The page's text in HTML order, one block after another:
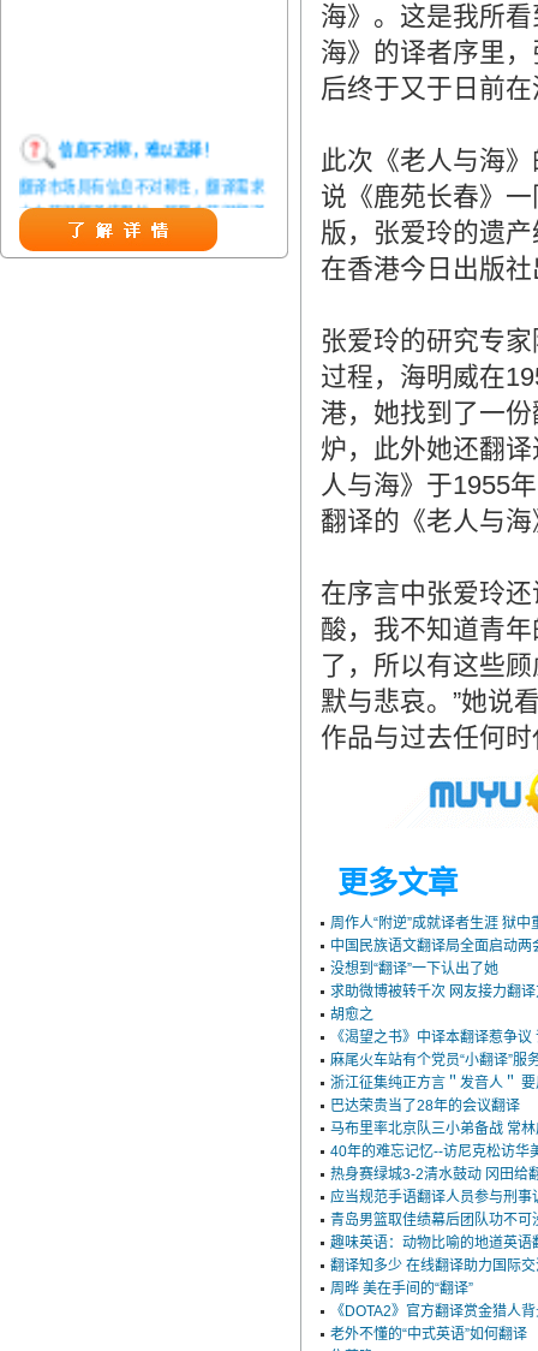
信息不对称，难以选择！
翻译市场具有信息不对称性，翻译需求
方在获得翻译结果前，甚至在获得翻译
结果后，都无法准确判定翻译质量。从
而给劣质翻译者提供了一定生存条件，
海》。这是我所
海》的译者序里
后终于又于日前
此次《老人与海
说《鹿苑长春》
版，张爱玲的遗
在香港今日出版
张爱玲的研究专
过程，海明威在
港，她找到了一
炉，此外她还翻
人与海》于1955
翻译的《老人与
在序言中张爱玲
酸，我不知道青
了，所以有这些
默与悲哀。”她说
作品与过去任何
更多文章
周作人“附逆”成就译者生涯 狱中
中国民族语文翻译局全面启动两
没想到“翻译”一下认出了她
求助微博被转千次 网友接力翻
胡愈之
《渴望之书》中译本翻译惹争
麻尾火车站有个党员“小翻译”服
浙江征集纯正方言＂发音人＂
巴达荣贵当了28年的会议翻译
马布里率北京队三小弟备战 常
40年的难忘记忆--访尼克松访华
热身赛绿城3-2清水鼓动 冈田给
应当规范手语翻译人员参与刑事
青岛男篮取佳绩幕后团队功不可
趣味英语：动物比喻的地道英语
翻译知多少 在线翻译助力国际
周晔 美在手间的“翻译”
《DOTA2》官方翻译赏金猎人
老外不懂的“中式英语”如何翻译